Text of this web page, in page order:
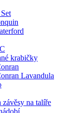
krabičky
Lavandula
závěsy na talíře